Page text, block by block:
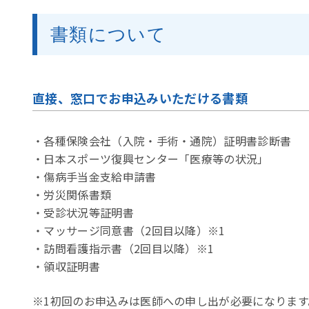
書類について
直接、窓口でお申込みいただける書類
・各種保険会社（入院・手術・通院）証明書診断書
・日本スポーツ復興センター「医療等の状況」
・傷病手当金支給申請書
・労災関係書類
・受診状況等証明書
・マッサージ同意書（2回目以降）※1
・訪問看護指示書（2回目以降）※1
・領収証明書
※1初回のお申込みは医師への申し出が必要になりま